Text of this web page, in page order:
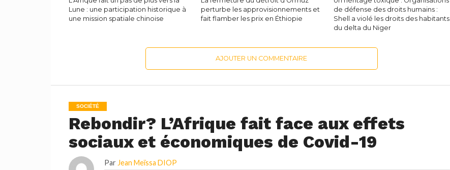
Lune : une participation historique à
une mission spatiale chinoise
perturbe les approvisionnements et
fait flamber les prix en Éthiopie
de défense des droits humains :
Shell a violé les droits des habitants
du delta du Niger
AJOUTER UN COMMENTAIRE
SOCIÉTÉ
Rebondir? L’Afrique fait face aux effets
sociaux et économiques de Covid-19
Par Jean Meïssa DIOP